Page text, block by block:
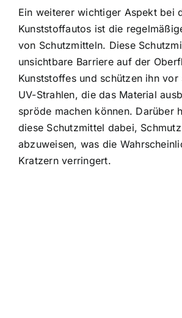
Ein weiterer wichtiger Aspekt bei
Kunststoffautos ist die
von Schutzmitteln. Diese
unsichtbare Barriere auf der
Kunststoffes und schützen ihn vor
UV-Strahlen, die das Material
spröde machen können. Darüber
diese Schutzmittel dabei,
abzuweisen, was die
Kratzern verringert.